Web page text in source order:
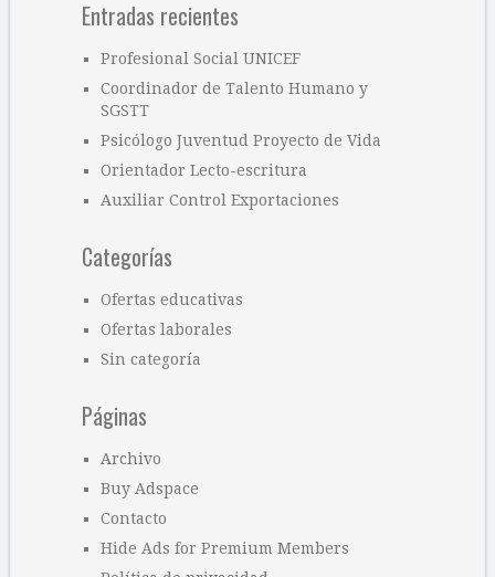
Entradas recientes
Profesional Social UNICEF
Coordinador de Talento Humano y
SGSTT
Psicólogo Juventud Proyecto de Vida
Orientador Lecto-escritura
Auxiliar Control Exportaciones
Categorías
Ofertas educativas
Ofertas laborales
Sin categoría
Páginas
Archivo
Buy Adspace
Contacto
Hide Ads for Premium Members